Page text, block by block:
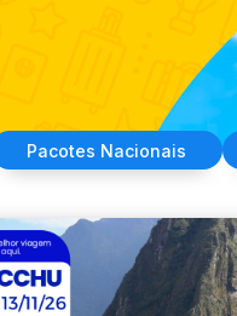
Pacotes Nacionais